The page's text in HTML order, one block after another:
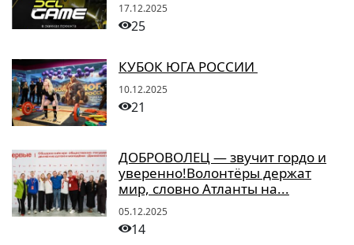
17.12.2025
25
КУБОК ЮГА РОССИИ
10.12.2025
21
ДОБРОВОЛЕЦ — звучит гордо и
уверенно!Волонтёры держат
мир, словно Атланты на...
05.12.2025
14